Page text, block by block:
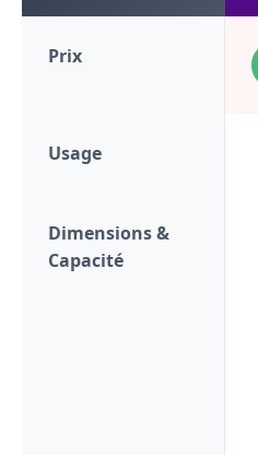
Prix
Usage
Dimensions &
Capacité